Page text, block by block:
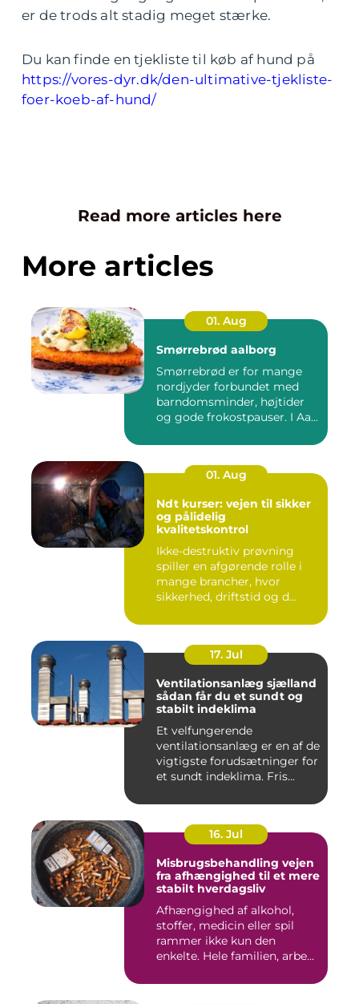
er de trods alt stadig meget stærke.
Du kan finde en tjekliste til køb af hund på
https://vores-dyr.dk/den-ultimative-tjekliste-
foer-koeb-af-hund/
Read more articles here
More articles
01. Aug
Smørrebrød aalborg
Smørrebrød er for mange
nordjyder forbundet med
barndomsminder, højtider
og gode frokostpauser. I Aa...
01. Aug
Ndt kurser: vejen til sikker
og pålidelig
kvalitetskontrol
Ikke-destruktiv prøvning
spiller en afgørende rolle i
mange brancher, hvor
sikkerhed, driftstid og d...
17. Jul
Ventilationsanlæg sjælland
sådan får du et sundt og
stabilt indeklima
Et velfungerende
ventilationsanlæg er en af de
vigtigste forudsætninger for
et sundt indeklima. Fris...
16. Jul
Misbrugsbehandling vejen
fra afhængighed til et mere
stabilt hverdagsliv
Afhængighed af alkohol,
stoffer, medicin eller spil
rammer ikke kun den
enkelte. Hele familien, arbe...